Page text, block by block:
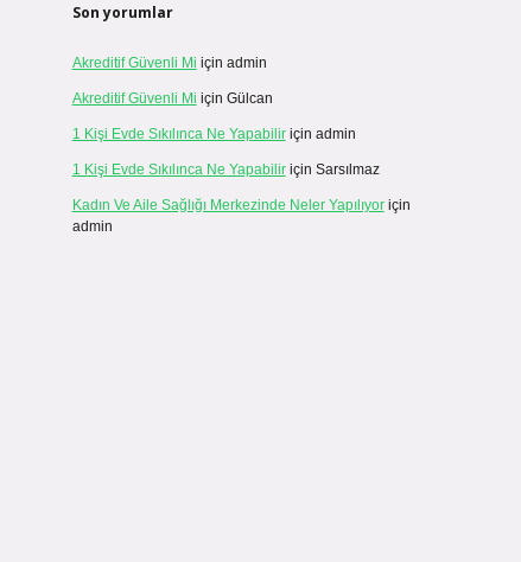
Son yorumlar
Akreditif Güvenli Mi için admin
Akreditif Güvenli Mi için Gülcan
1 Kişi Evde Sıkılınca Ne Yapabiliriçin admin
1 Kişi Evde Sıkılınca Ne Yapabiliriçin Sarsılmaz
Kadın Ve Aile Sağlığı Merkezinde Neler Yapılıyoriçin
admin